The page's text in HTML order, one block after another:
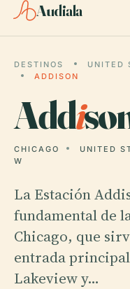
Audiala
DESTINOS UNITED
ADDISON
Addi
CHICAGO UNITED
W
La Estación
fundamental de
Chicago, que
entrada
Lakeview y…